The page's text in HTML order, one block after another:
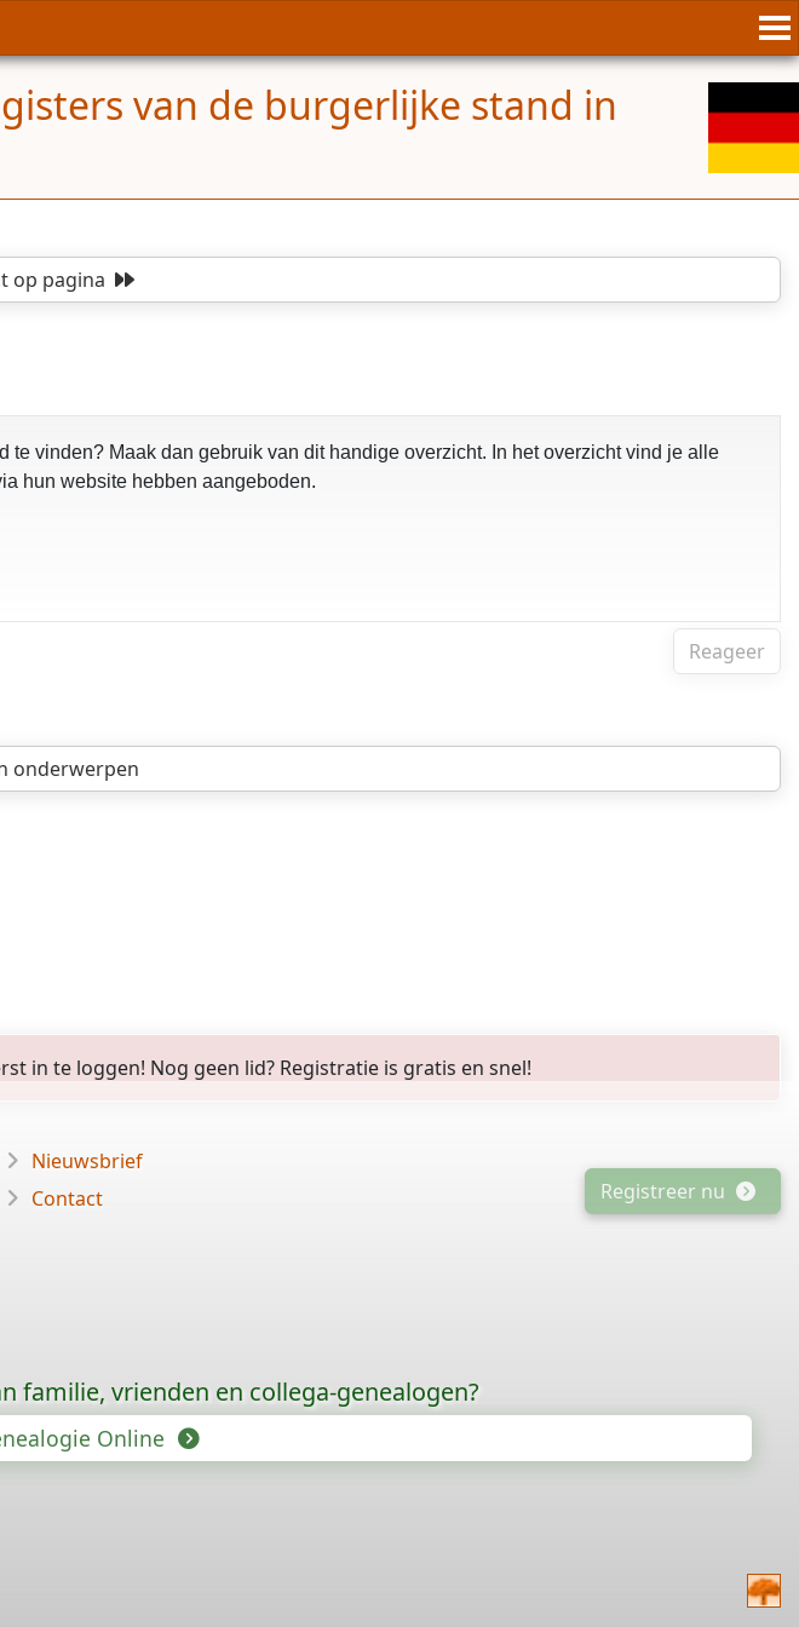
van de burgerlijke stand in
op pagina
vinden? Maak dan gebruik van dit handige overzicht. In het overzicht vind je alle
hun website hebben aangeboden.
Reageer
onderwerpen
in te loggen! Nog geen lid? Registratie is gratis en snel!
Registreer nu
Nieuwsbrief
Contact
familie, vrienden en collega-genealogen?
Online